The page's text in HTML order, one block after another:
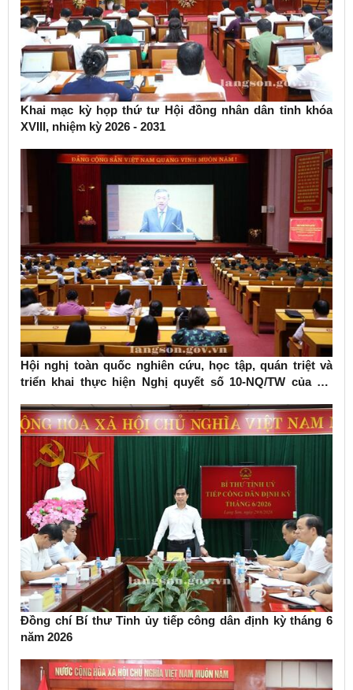
Khai mạc kỳ họp thứ tư Hội đồng nhân dân tỉnh khóa
XVIII, nhiệm kỳ 2026 - 2031
Hội nghị toàn quốc nghiên cứu, học tập, quán triệt và
triển khai thực hiện Nghị quyết số 10-NQ/TW của Bộ
Đồng chí Bí thư Tỉnh ủy tiếp công dân định kỳ tháng 6
năm 2026